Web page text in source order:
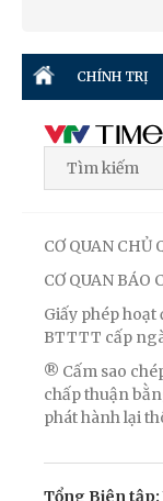
CHÍNH TRỊ
CƠ QUAN CHỦ
CƠ QUAN BÁO
Giấy phép hoạt
BTTTT cấp
® Cấm sao
chấp thuận
phát hành lại
Tổng Biên tập: